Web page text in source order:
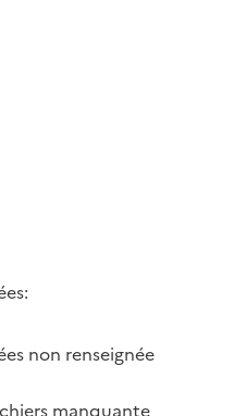
non renseignée
manquante